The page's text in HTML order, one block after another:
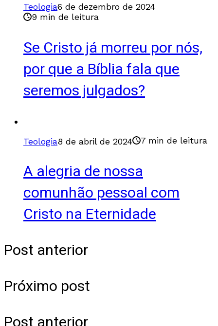
Teologia6 de dezembro de 2024
9 min de leitura
Se Cristo já morreu por nós,
por que a Bíblia fala que
seremos julgados?
Teologia8 de abril de 2024 7 min de leitura
A alegria de nossa
comunhão pessoal com
Cristo na Eternidade
Post anterior
Próximo post